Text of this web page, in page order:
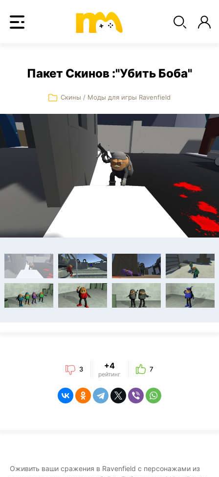
Пакет Скинов :"Убить Боба"
Скины / Моды для игры Ravenfield
3 +4
рейтинг
7
Оживить ваши сражения в Ravenfield с персонажами из